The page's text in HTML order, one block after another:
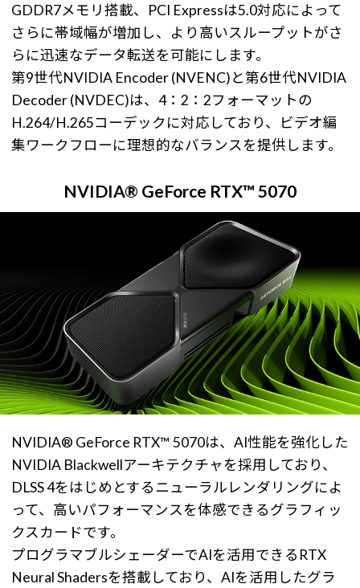
GDDR7メモリ搭載、PCI Expressは5.0対応によって
さらに帯域幅が増加し、より高いスループットがさ
らに迅速なデータ転送を可能にします。
第9世代NVIDIA Encoder (NVENC)と第6世代NVIDIA
Decoder (NVDEC)は、4：2：2フォーマットの
H.264/H.265コーデックに対応しており、ビデオ編
集ワークフローに理想的なバランスを提供します。
NVIDIA® GeForce RTX™ 5070
NVIDIA® GeForce RTX™ 5070は、AI性能を強化した
NVIDIA Blackwellアーキテクチャを採用しており、
DLSS 4をはじめとするニューラルレンダリングによ
って、高いパフォーマンスを体感できるグラフィッ
クスカードです。
プログラマブルシェーダーでAIを活用できるRTX
Neural Shadersを搭載しており、AIを活用したグラ